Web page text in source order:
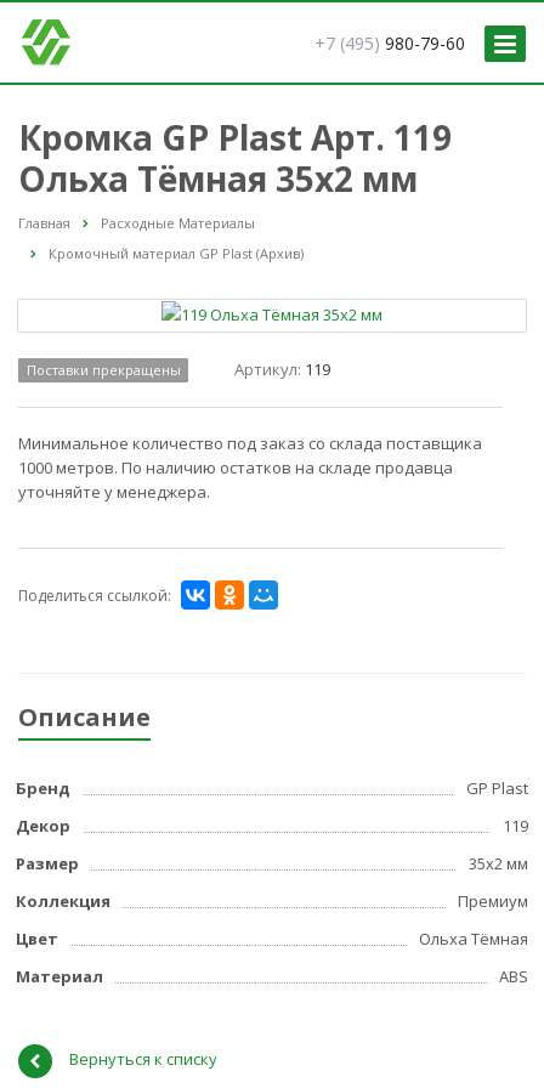
+7 (495) 980-79-60
Кромка GP Plast Арт. 119
Ольха Тёмная 35x2 мм
Главная
Расходные Материалы
Кромочный материал GP Plast (Архив)
Поставки прекращены Артикул: 119
Минимальное количество под заказ со склада поставщика
1000 метров. По наличию остатков на складе продавца
уточняйте у менеджера.
Поделиться ссылкой:
Описание
Бренд
GP Plast
Декор
119
Размер
35x2 мм
Коллекция
Премиум
Цвет
Ольха Тёмная
Материал
ABS
Вернуться к списку